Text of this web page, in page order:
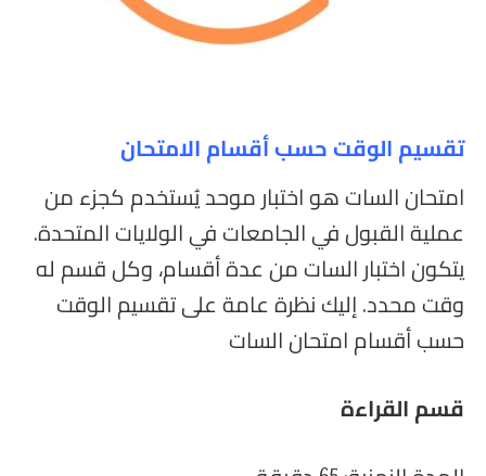
تقسيم الوقت حسب أقسام الامتحان
امتحان السات هو اختبار موحد يُستخدم كجزء من
عملية القبول في الجامعات في الولايات المتحدة.
يتكون اختبار السات من عدة أقسام، وكل قسم له
وقت محدد. إليك نظرة عامة على تقسيم الوقت
حسب أقسام امتحان السات
قسم القراءة